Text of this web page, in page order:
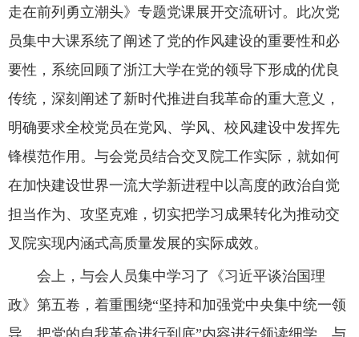
走在前列勇立潮头》专题党课展开交流研讨。此次党
员集中大课系统了阐述了党的作风建设的重要性和必
要性，系统回顾了浙江大学在党的领导下形成的优良
传统，深刻阐述了新时代推进自我革命的重大意义，
明确要求全校党员在党风、学风、校风建设中发挥先
锋模范作用。与会党员结合交叉院工作实际，就如何
在加快建设世界一流大学新进程中以高度的政治自觉
担当作为、攻坚克难，切实把学习成果转化为推动交
叉院实现内涵式高质量发展的实际成效。
会上，与会人员集中学习了《习近平谈治国理
政》第五卷，着重围绕“坚持和加强党中央集中统一领